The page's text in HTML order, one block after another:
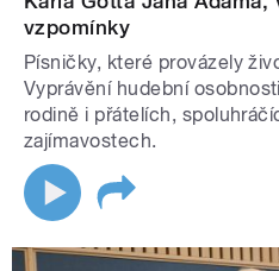
vzpomínky
Písničky, které provázely
Vyprávění hudební
rodině i přátelích,
zajímavostech.